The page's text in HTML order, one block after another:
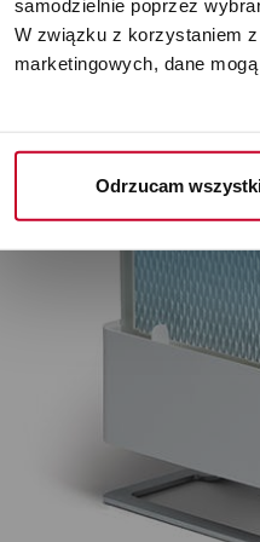
samodzielnie poprzez
W związku z korzystaniem
marketingowych, dane
Odrzucam